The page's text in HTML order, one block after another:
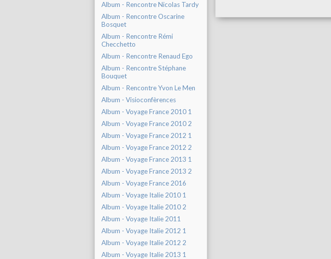
Album - Rencontre Nicolas Tardy
Album - Rencontre Oscarine
Bosquet
Album - Rencontre Rémi
Checchetto
Album - Rencontre Renaud Ego
Album - Rencontre Stéphane
Bouquet
Album - Rencontre Yvon Le Men
Album - Visioconfèrences
Album - Voyage France 2010 1
Album - Voyage France 2010 2
Album - Voyage France 2012 1
Album - Voyage France 2012 2
Album - Voyage France 2013 1
Album - Voyage France 2013 2
Album - Voyage France 2016
Album - Voyage Italie 2010 1
Album - Voyage Italie 2010 2
Album - Voyage Italie 2011
Album - Voyage Italie 2012 1
Album - Voyage Italie 2012 2
Album - Voyage Italie 2013 1